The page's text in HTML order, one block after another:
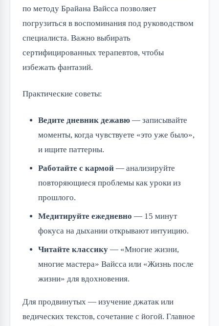
по методу Брайана Вайсса позволяет
погрузиться в воспоминания под руководством
специалиста. Важно выбирать
сертифицированных терапевтов, чтобы
избежать фантазий.
Практические советы:
Ведите дневник дежавю — записывайте
моменты, когда чувствуете «это уже было»,
и ищите паттерны.
Работайте с кармой — анализируйте
повторяющиеся проблемы как уроки из
прошлого.
Медитируйте ежедневно — 15 минут
фокуса на дыхании открывают интуицию.
Читайте классику — «Многие жизни,
многие мастера» Вайсса или «Жизнь после
жизни» для вдохновения.
Для продвинутых — изучение джатак или
ведических текстов, сочетание с йогой. Главное